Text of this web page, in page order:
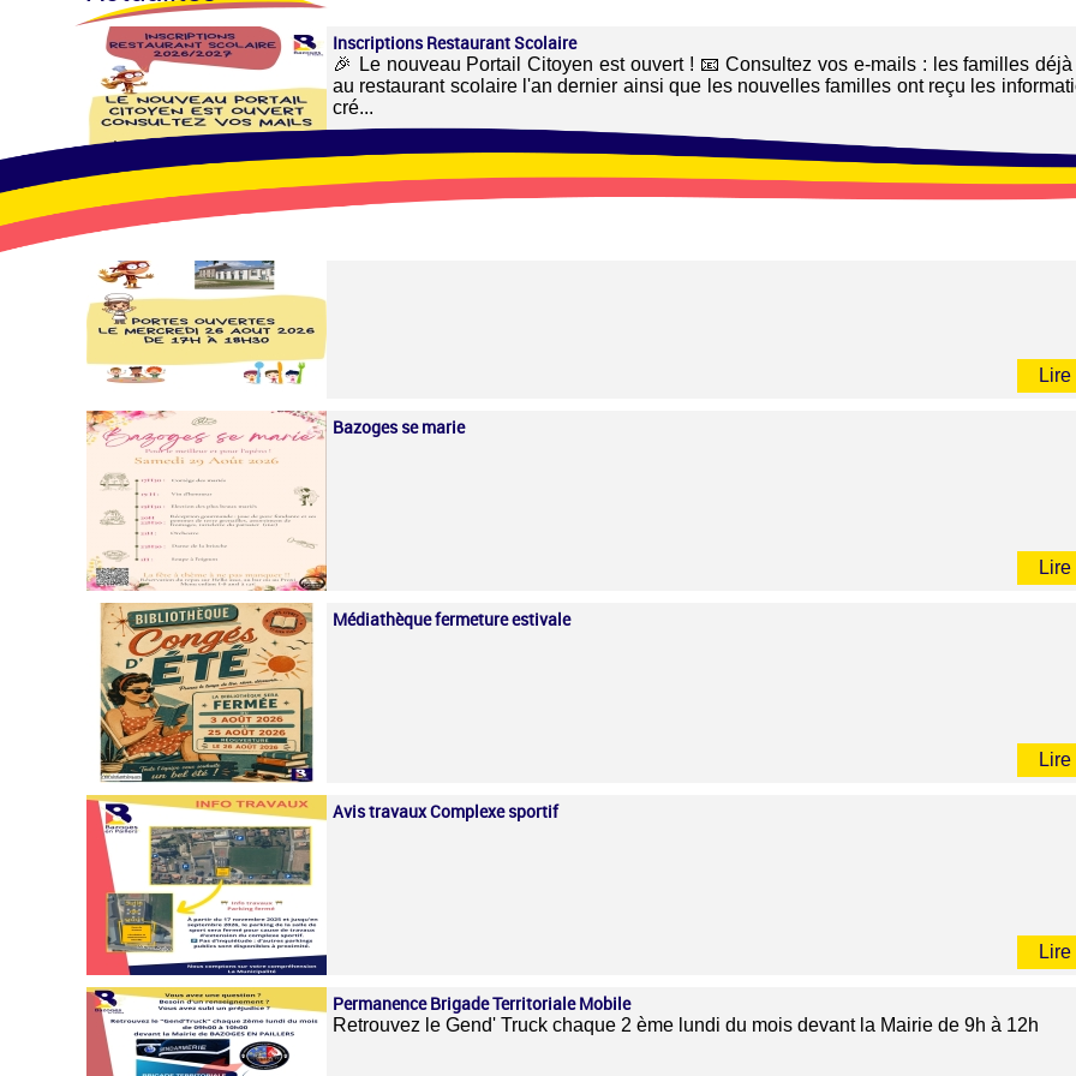
Inscriptions Restaurant Scolaire
🎉 Le nouveau Portail Citoyen est ouvert ! 📧 Consultez vos e-mails : les familles
au restaurant scolaire l'an dernier ainsi que les nouvelles familles ont reçu les
cré...
Lire
Bazoges se marie
Médiathèque fermeture estivale
Avis travaux Complexe sportif
Permanence Brigade Territoriale Mobile
Retrouvez le Gend' Truck chaque 2 ème lundi du mois devant la Mairie de 9h à 12h